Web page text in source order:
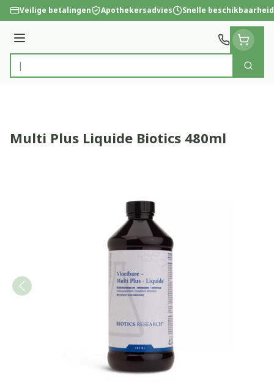
Ga naar de inhoud
Veilige betalingen Apothekersadvies Snelle beschikbaarheid
Menu
Product, merk, categorie...
Zoek
Multi Plus Liquide Biotics 480ml